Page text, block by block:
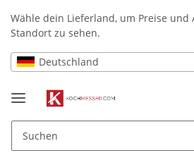
Wähle dein Lieferland, um Preise
Standort zu sehen.
Deutschland